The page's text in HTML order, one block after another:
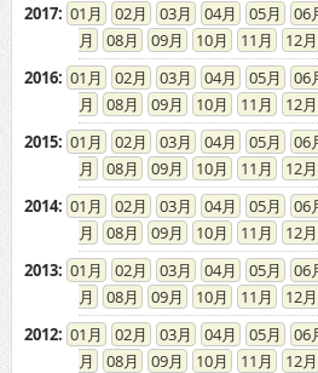
2017: 01 02 03 04 05 06
08
09 10 11
12
2016: 01 02 03 04 05 06
08
09 10 11
12
2015: 01 02 03 04 05 06
08
09 10 11
12
2014: 01 02 03 04 05 06
08
09 10 11
12
2013: 01 02 03 04 05 06
08
09 10 11
12
2012: 01 02 03 04 05 06
08
09 10 11
12